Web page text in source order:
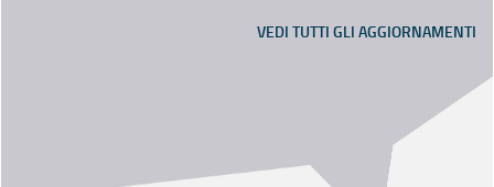
VEDI TUTTI GLI AGGIORNAMENTI